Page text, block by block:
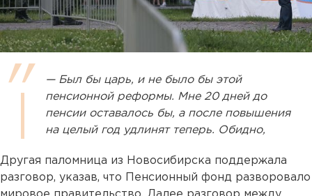
— Был бы царь, и не было бы этой
пенсионной реформы. Мне 20 дней до
пенсии оставалось бы, а после повышения
на целый год удлинят теперь. Обидно,
Другая паломница из Новосибирска поддержала
разговор, указав, что Пенсионный фонд разворовало